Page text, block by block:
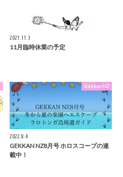
2021.11.3
11月臨時休業の予定
GekkanNZ
2022.8.4
GEKKAN NZ8月号 ホロスコープの連
載中！